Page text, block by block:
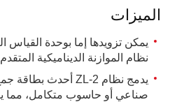
الميزات
نظام الموازنة الديناميكية المتقدم ZL-2.
صناعي أو حاسوب متكامل، مما